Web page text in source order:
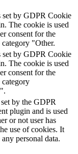
set by GDPR Cookie
The cookie is used
consent for the
"Other.
set by GDPR Cookie
The cookie is used
consent for the
by the GDPR
plugin and is used
or not user has
use of cookies. It
personal data.